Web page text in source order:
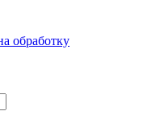
обработку